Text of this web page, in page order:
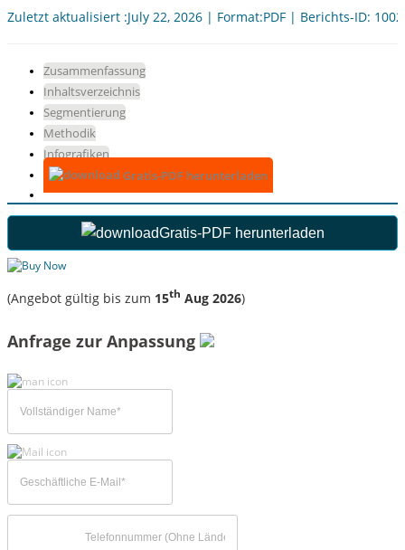
Zuletzt aktualisiert :July 22, 2026 | Format:PDF | Berichts-ID:
Zusammenfassung
Inhaltsverzeichnis
Segmentierung
Methodik
Infografiken
Gratis-PDF herunterladen
Gratis-PDF herunterladen
(Angebot gültig bis zum 15th Aug 2026)
Anfrage zur Anpassung